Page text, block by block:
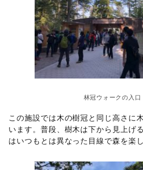
林冠ウォークの入口
この施設では木の樹冠と同じ高さに
います。普段、樹木は下から見上げ
はいつもとは異なった目線で森を楽